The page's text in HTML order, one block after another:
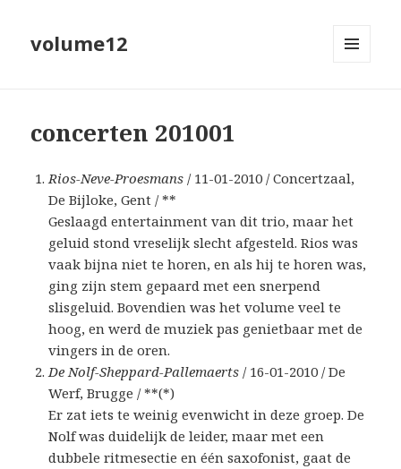
volume12
concerten 201001
Rios-Neve-Proesmans / 11-01-2010 / Concertzaal,
De Bijloke, Gent / **
Geslaagd entertainment van dit trio, maar het
geluid stond vreselijk slecht afgesteld. Rios was
vaak bijna niet te horen, en als hij te horen was,
ging zijn stem gepaard met een snerpend
slisgeluid. Bovendien was het volume veel te
hoog, en werd de muziek pas genietbaar met de
vingers in de oren.
De Nolf-Sheppard-Pallemaerts / 16-01-2010 / De
Werf, Brugge / **(*)
Er zat iets te weinig evenwicht in deze groep. De
Nolf was duidelijk de leider, maar met een
dubbele ritmesectie en één saxofonist, gaat de